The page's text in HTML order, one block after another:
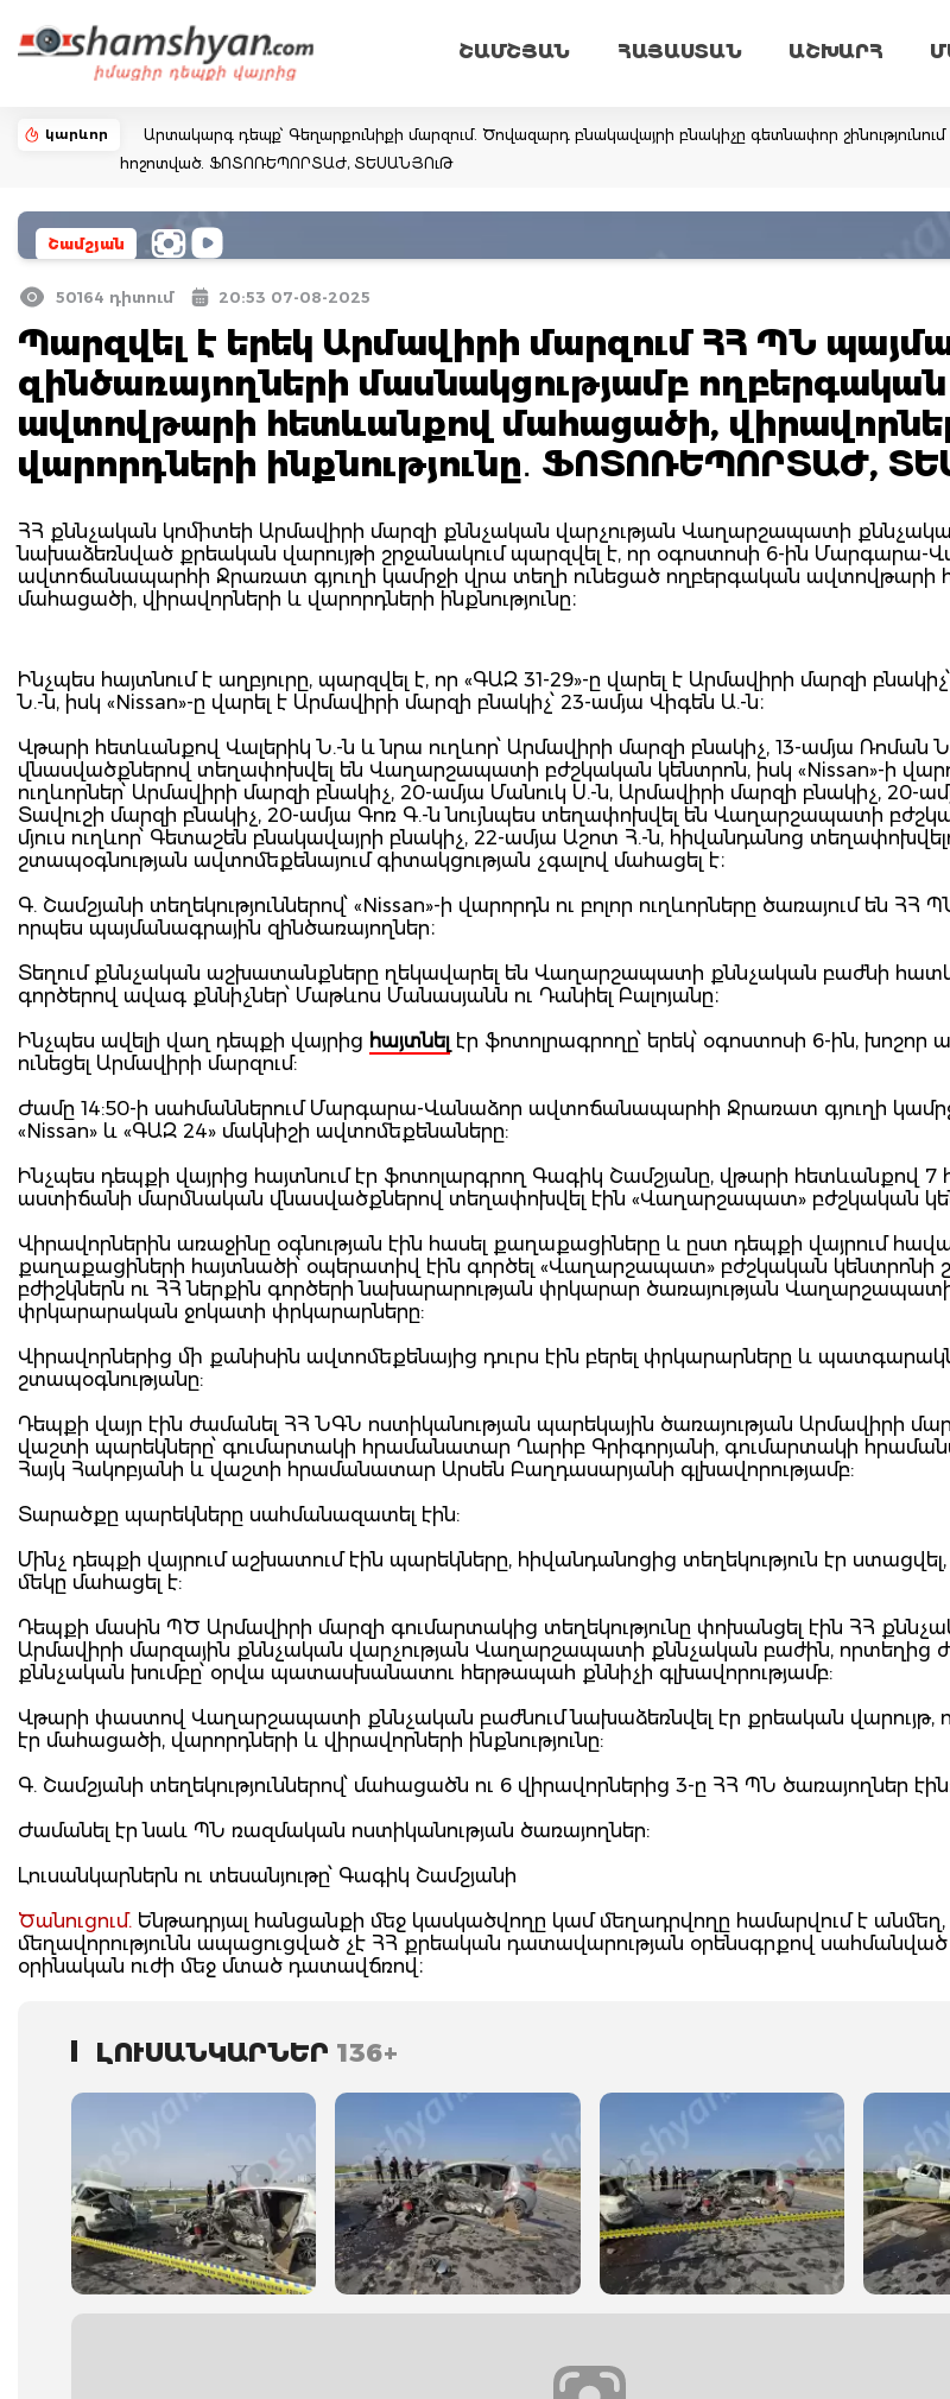
ՇԱՄՇՅԱՆ ՀԱՅԱՍՏԱՆ ԱՇԽԱՐՀ
կարևոր
Արտակարգ դեպք՝ Գեղարքունիքի մարզում. Ծովազարդ բնակավայրի բնակիչը գետնափոր
հոշոտված. ՖՈՏՈՌԵՊՈՐՏԱԺ, ՏԵՍԱՆՅՈւԹ
Շամշյան
50164 դիտում 20:53 07-08-2025
Պարզվել է երեկ Արմավիրի մարզում ՀՀ ՊՆ
զինծառայողների մասնակցությամբ ողբերգական
ավտովթարի հետևանքով մահացածի,
վարորդների ինքնությունը․ ՖՈՏՈՌԵՊՈՐՏԱԺ,
ՀՀ քննչական կոմիտեի Արմավիրի մարզի քննչական վարչության Վաղարշապատի
նախաձեռնված քրեական վարույթի շրջանակում պարզվել է, որ օգոստոսի 6-ին Մարգարա-
ավտոճանապարհի Ջրառատ գյուղի կամրջի վրա տեղի ունեցած ողբերգական ավտովթարի
մահացածի, վիրավորների և վարորդների ինքնությունը։
Ինչպես հայտնում է աղբյուրը, պարզվել է, որ «ԳԱԶ 31-29»-ը վարել է Արմավիրի մարզի
Ն.-ն, իսկ «Nissan»-ը վարել է Արմավիրի մարզի բնակիչ՝ 23-ամյա Վիգեն Ա.-ն։
Վթարի հետևանքով Վալերիկ Ն.-ն և նրա ուղևոր՝ Արմավիրի մարզի բնակիչ, 13-ամյա Ռոման
վնասվածքներով տեղափոխվել են Վաղարշապատի բժշկական կենտրոն, իսկ «Nissan»-ի
ուղևորներ՝ Արմավիրի մարզի բնակիչ, 20-ամյա Մանուկ Ս.-ն, Արմավիրի մարզի բնակիչ, 20-
Տավուշի մարզի բնակիչ, 20-ամյա Գոռ Գ.-ն նույնպես տեղափոխվել են Վաղարշապատի
մյուս ուղևոր՝ Գետաշեն բնակավայրի բնակիչ, 22-ամյա Աշոտ Հ.-ն, հիվանդանոց
շտապօգնության ավտոմեքենայում գիտակցության չգալով մահացել է։
Գ. Շամշյանի տեղեկություններով՝ «Nissan»-ի վարորդն ու բոլոր ուղևորները ծառայում են ՀՀ
որպես պայմանագրային զինծառայողներ։
Տեղում քննչական աշխատանքները ղեկավարել են Վաղարշապատի քննչական բաժնի
գործերով ավագ քննիչներ՝ Մաթևոս Մանասյանն ու Դանիել Բալոյանը։
Ինչպես ավելի վաղ դեպքի վայրից հայտնել էր ֆոտոլրագրողը՝ երեկ՝ օգոստոսի 6-ին,
ունեցել Արմավիրի մարզում:
Ժամը 14:50-ի սահմաններում Մարգարա-Վանաձոր ավտոճանապարհի Ջրառատ գյուղի
«Nissan» և «ԳԱԶ 24» մակնիշի ավտոմեքենաները:
Ինչպես դեպքի վայրից հայտնում էր ֆոտոլարգրող Գագիկ Շամշյանը, վթարի հետևանքով 7
աստիճանի մարմնական վնասվածքներով տեղափոխվել էին «Վաղարշապատ» բժշկական
Վիրավորներին առաջինը օգնության էին հասել քաղաքացիները և ըստ դեպքի վայրում
քաղաքացիների հայտնածի՝ օպերատիվ էին գործել «Վաղարշապատ» բժշկական կենտրոնի
բժիշկներն ու ՀՀ ներքին գործերի նախարարության փրկարար ծառայության
փրկարարական ջոկատի փրկարարները:
Վիրավորներից մի քանիսին ավտոմեքենայից դուրս էին բերել փրկարարները և
շտապօգնությանը:
Դեպքի վայր էին ժամանել ՀՀ ՆԳՆ ոստիկանության պարեկային ծառայության Արմավիրի
վաշտի պարեկները՝ գումարտակի հրամանատար Ղարիբ Գրիգորյանի, գումարտակի
Հայկ Հակոբյանի և վաշտի հրամանատար Արսեն Բաղդասարյանի գլխավորությամբ:
Տարածքը պարեկները սահմանազատել էին:
Մինչ դեպքի վայրում աշխատում էին պարեկները, հիվանդանոցից տեղեկություն էր
մեկը մահացել է:
Դեպքի մասին ՊԾ Արմավիրի մարզի գումարտակից տեղեկությունը փոխանցել էին ՀՀ
Արմավիրի մարզային քննչական վարչության Վաղարշապատի քննչական բաժին, որտեղից
քննչական խումբը՝ օրվա պատասխանատու հերթապահ քննիչի գլխավորությամբ:
Վթարի փաստով Վաղարշապատի քննչական բաժնում նախաձեռնվել էր քրեական վարույթ,
էր մահացածի, վարորդների և վիրավորների ինքնությունը:
Գ. Շամշյանի տեղեկություններով՝ մահացածն ու 6 վիրավորներից 3-ը ՀՀ ՊՆ ծառայողներ
Ժամանել էր նաև ՊՆ ռազմական ոստիկանության ծառայողներ:
Լուսանկարներն ու տեսանյութը՝ Գագիկ Շամշյանի
Ծանուցում. Ենթադրյալ հանցանքի մեջ կասկածվողը կամ մեղադրվողը համարվում է
մեղավորությունն ապացուցված չէ ՀՀ քրեական դատավարության օրենսգրքով
օրինական ուժի մեջ մտած դատավճռով։
ԼՈՒՍԱՆԿԱՐՆԵՐ 136+